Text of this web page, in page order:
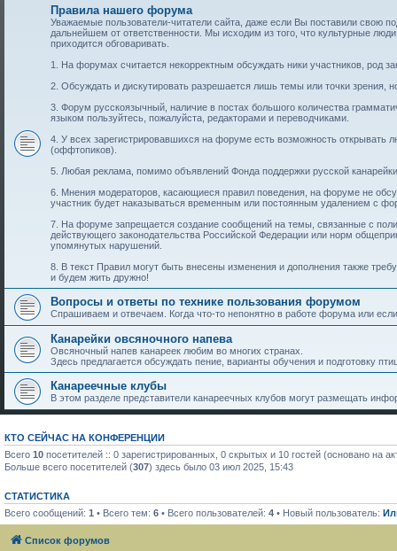
Правила нашего форума
Уважаемые пользователи-читатели сайта, даже если Вы поставили свою
дальнейшем от ответственности. Мы исходим из того, что культурные
приходится обговаривать.
1. На форумах считается некорректным обсуждать ники участников, род
2. Обсуждать и дискутировать разрешается лишь темы или точки зрения,
3. Форум русскоязычный, наличие в постах большого количества
языком пользуйтесь, пожалуйста, редакторами и переводчиками.
4. У всех зарегистрировавшихся на форуме есть возможность
(оффтопиков).
5. Любая реклама, помимо объявлений Фонда поддержки русской
6. Мнения модераторов, касающиеся правил поведения, на форуме не
участник будет наказываться временным или постоянным удалением с
7. На форуме запрещается создание сообщений на темы, связанные с
действующего законодательства Российской Федерации или норм
упомянутых нарушений.
8. В текст Правил могут быть внесены изменения и дополнения также
и будем жить дружно!
Вопросы и ответы по технике пользования форумом
Спрашиваем и отвечаем. Когда что-то непонятно в работе форума или
Канарейки овсяночного напева
Овсяночный напев канареек любим во многих странах.
Здесь предлагается обсуждать пение, варианты обучения и подготовку
Канареечные клубы
В этом разделе представители канареечных клубов могут размещать
КТО СЕЙЧАС НА КОНФЕРЕНЦИИ
Всего 10 посетителей :: 0 зарегистрированных, 0 скрытых и 10 гостей (основано на
Больше всего посетителей (307) здесь было 03 июл 2025, 15:43
СТАТИСТИКА
Всего сообщений: 1 • Всего тем: 6 • Всего пользователей: 4 • Новый пользователь:
Список форумов